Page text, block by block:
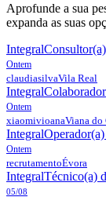
Aprofunde a sua
expanda as suas
Integral
Ontem
claudiasilvaVila Real
Integral
Ontem
xiaomivioanaViana do
Integral
Ontem
recrutamentoÉvora
IntegralTécnico(a)
05/08